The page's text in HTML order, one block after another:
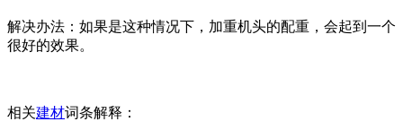
解决办法：如果是这种情况下，加重机头的配重，会起到一个
很好的效果。
相关建材词条解释：